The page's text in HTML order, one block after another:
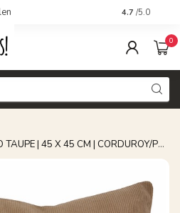
4.7 /5.0
0
| 45 X 45 CM | CORDUROY/POLYESTER